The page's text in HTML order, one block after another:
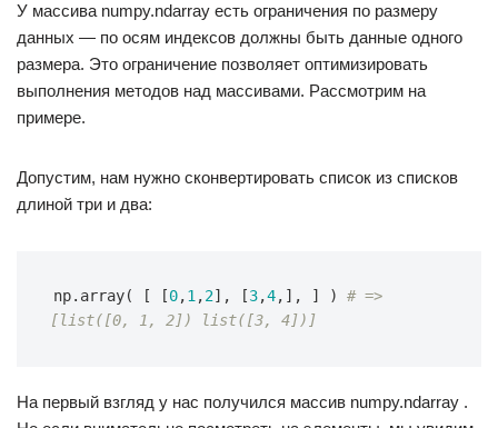
У массива numpy.ndarray есть ограничения по размеру
данных — по осям индексов должны быть данные одного
размера. Это ограничение позволяет оптимизировать
выполнения методов над массивами. Рассмотрим на
примере.
Допустим, нам нужно сконвертировать список из списков
длиной три и два:
np. array( [ [0,1 ,2], [3,4,], ] )
# =>
[list([0, 1, 2]) list([3, 4])]
На первый взгляд у нас получился массив numpy.ndarray .